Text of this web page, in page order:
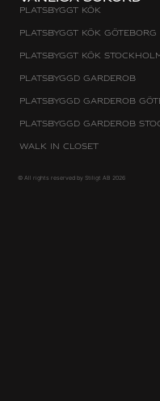
Platsbyggt Kök
Platsbyggt kök Göteborg
Platsbyggt kök
Platsbyggd Garderob
Platsbyggd Garderob
Platsbyggd Garderob
Walk in Closet
© All rights reserved by Stiligt AB 2026